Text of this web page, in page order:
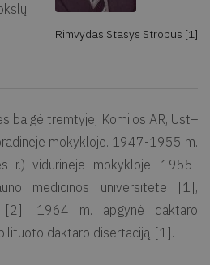
Rimvydas Stasys Stropus [1]
baigė tremtyje, Komijos AR, Ust–
mokykloje. 1947-1955 m.
r.) vidurinėje mokykloje. 1955-
medicinos universitete [1],
[2]. 1964 m. apgynė daktaro
daktaro disertaciją [1].